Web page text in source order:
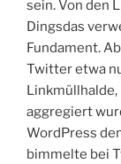
sein. Von den
Dingsdas
Fundament.
Twitter etwa
aggregiert
WordPress
bimmelte bei